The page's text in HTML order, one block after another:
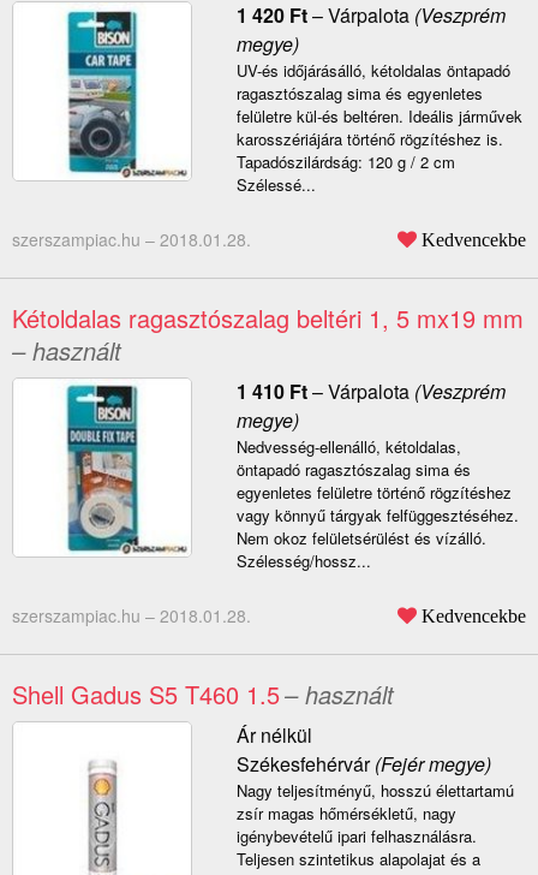
1 420 Ft–Várpalota(Veszprém
megye)
UV-és időjárásálló, kétoldalas öntapadó
ragasztószalag sima és egyenletes
felületre kül-és beltéren. Ideális járművek
karosszériájára történő rögzítéshez is.
Tapadószilárdság: 120 g / 2 cm
Szélessé...
szerszampiac.hu – 2018.01.28. Kedvencekbe
Kétoldalas ragasztószalag beltéri 1, 5 mx19 mm
– használt
1 410 Ft–Várpalota(Veszprém
megye)
Nedvesség-ellenálló, kétoldalas,
öntapadó ragasztószalag sima és
egyenletes felületre történő rögzítéshez
vagy könnyű tárgyak felfüggesztéséhez.
Nem okoz felületsérülést és vízálló.
Szélesség/hossz...
szerszampiac.hu – 2018.01.28. Kedvencekbe
Shell Gadus S5 T460 1.5– használt
Ár nélkül
Székesfehérvár(Fejér megye)
Nagy teljesítményű, hosszú élettartamú
zsír magas hőmérsékletű, nagy
igénybevételű ipari felhasználásra.
Teljesen szintetikus alapolajat és a